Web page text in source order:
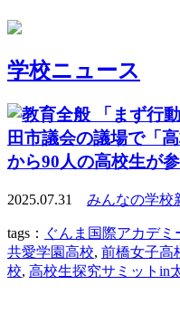
学校ニュース
「まず行
田市議会の議場で「
から90人の高校生が
2025.07.31 みんなの学校
tags： ぐんま国際アカデミ
共愛学園高校, 前橋女子高
校, 高校生探究サミットin